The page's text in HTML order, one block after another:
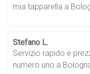
mia tapparella a
Stefano L.
Servizio rapido e
numero uno a